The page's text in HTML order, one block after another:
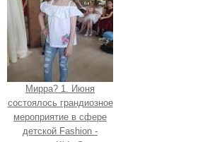
Мирра? 1. Июня
состоялось грандиозное
мероприятие в сфере
детской Fashion -